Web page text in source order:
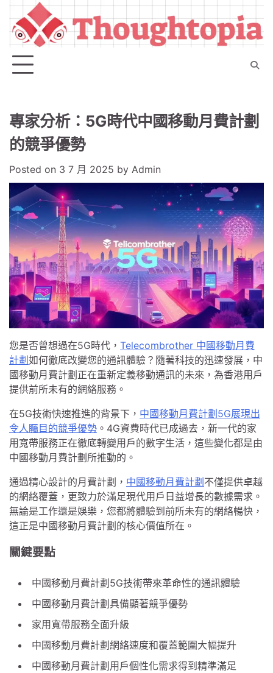
Skip
content
專家分析：5G時代中國移動月費計劃
的競爭優勢
Posted on 3 7 月 2025 by Admin
您是否曾想過在5G時代， Telecombrother 中國移動月費
計劃如何徹底改變您的通訊體驗？隨著科技的迅速發展，中
國移動月費計劃正在重新定義移動通訊的未來，為香港用戶
提供前所未有的網絡服務。
在5G技術快速推進的背景下， 中國移動月費計劃5G展現出
令人矚目的競爭優勢 。4G資費時代已成過去，新一代的家
用寬帶服務正在徹底轉變用戶的數字生活，這些變化都是由
中國移動月費計劃所推動的。
通過精心設計的月費計劃， 中國移動月費計劃不僅提供卓越
的網絡覆蓋，更致力於滿足現代用戶日益增長的數據需求。
無論是工作還是娛樂，您都將體驗到前所未有的網絡暢快，
這正是中國移動月費計劃的核心價值所在。
關鍵要點
中國移動月費計劃5G技術帶來革命性的通訊體驗
中國移動月費計劃具備顯著競爭優勢
家用寬帶服務全面升級
中國移動月費計劃網絡速度和覆蓋範圍大幅提升
中國移動月費計劃用戶個性化需求得到精準滿足